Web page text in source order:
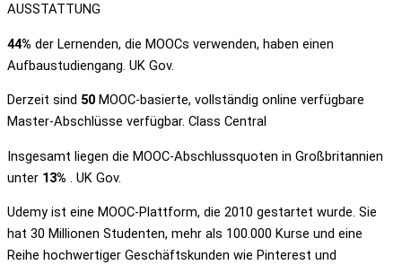
AUSSTATTUNG
44% der Lernenden, die MOOCs verwenden, haben einen
Aufbaustudiengang. UK Gov.
Derzeit sind 50 MOOC-basierte, vollständig online verfügbare
Master-Abschlüsse verfügbar. Class Central
Insgesamt liegen die MOOC-Abschlussquoten in Großbritannien
unter 13% . UK Gov.
Udemy ist eine MOOC-Plattform, die 2010 gestartet wurde. Sie
hat 30 Millionen Studenten, mehr als 100.000 Kurse und eine
Reihe hochwertiger Geschäftskunden wie Pinterest und